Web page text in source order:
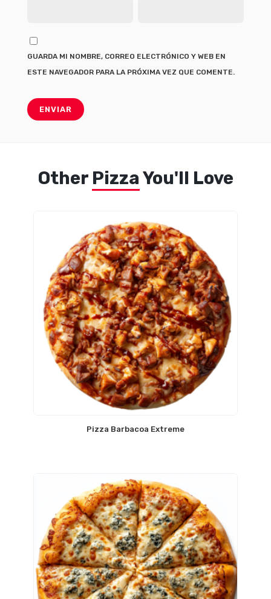
GUARDA MI NOMBRE, CORREO ELECTRÓNICO Y WEB EN
ESTE NAVEGADOR PARA LA PRÓXIMA VEZ QUE COMENTE.
Other Pizza You'll Love
Pizza Barbacoa Extreme